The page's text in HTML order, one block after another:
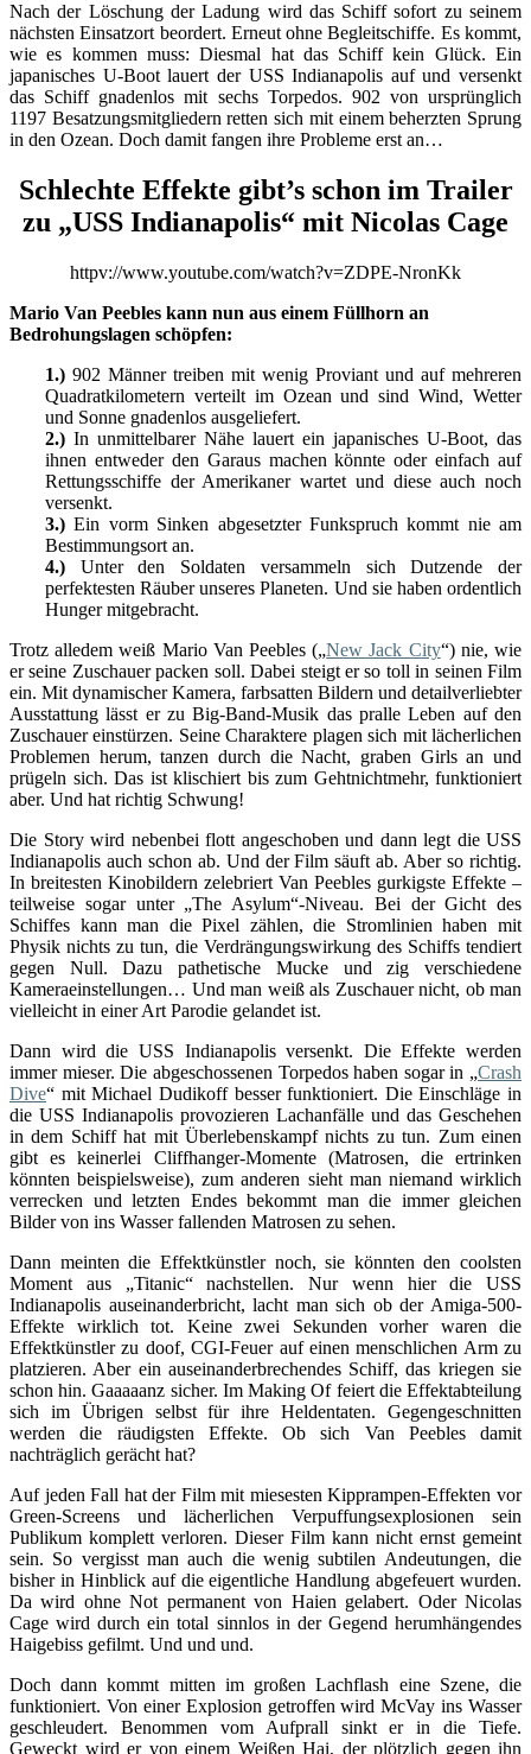
Nach der Löschung der Ladung wird das Schiff sofort zu seinem
nächsten Einsatzort beordert. Erneut ohne Begleitschiffe. Es kommt,
wie es kommen muss: Diesmal hat das Schiff kein Glück. Ein
japanisches U-Boot lauert der USS Indianapolis auf und versenkt
das Schiff gnadenlos mit sechs Torpedos. 902 von ursprünglich
1197 Besatzungsmitgliedern retten sich mit einem beherzten Sprung
in den Ozean. Doch damit fangen ihre Probleme erst an…
Schlechte Effekte gibt’s schon im Trailer
zu „USS Indianapolis“ mit Nicolas Cage
httpv://www.youtube.com/watch?v=ZDPE-NronKk
Mario Van Peebles kann nun aus einem Füllhorn an
Bedrohungslagen schöpfen:
1.) 902 Männer treiben mit wenig Proviant und auf mehreren
Quadratkilometern verteilt im Ozean und sind Wind, Wetter
und Sonne gnadenlos ausgeliefert.
2.) In unmittelbarer Nähe lauert ein japanisches U-Boot, das
ihnen entweder den Garaus machen könnte oder einfach auf
Rettungsschiffe der Amerikaner wartet und diese auch noch
versenkt.
3.) Ein vorm Sinken abgesetzter Funkspruch kommt nie am
Bestimmungsort an.
4.) Unter den Soldaten versammeln sich Dutzende der
perfektesten Räuber unseres Planeten. Und sie haben ordentlich
Hunger mitgebracht.
Trotz alledem weiß Mario Van Peebles („New Jack City“) nie, wie
er seine Zuschauer packen soll. Dabei steigt er so toll in seinen Film
ein. Mit dynamischer Kamera, farbsatten Bildern und detailverliebter
Ausstattung lässt er zu Big-Band-Musik das pralle Leben auf den
Zuschauer einstürzen. Seine Charaktere plagen sich mit lächerlichen
Problemen herum, tanzen durch die Nacht, graben Girls an und
prügeln sich. Das ist klischiert bis zum Gehtnichtmehr, funktioniert
aber. Und hat richtig Schwung!
Die Story wird nebenbei flott angeschoben und dann legt die USS
Indianapolis auch schon ab. Und der Film säuft ab. Aber so richtig.
In breitesten Kinobildern zelebriert Van Peebles gurkigste Effekte –
teilweise sogar unter „The Asylum“-Niveau. Bei der Gicht des
Schiffes kann man die Pixel zählen, die Stromlinien haben mit
Physik nichts zu tun, die Verdrängungswirkung des Schiffs tendiert
gegen Null. Dazu pathetische Mucke und zig verschiedene
Kameraeinstellungen… Und man weiß als Zuschauer nicht, ob man
vielleicht in einer Art Parodie gelandet ist.
Dann wird die USS Indianapolis versenkt. Die Effekte werden
immer mieser. Die abgeschossenen Torpedos haben sogar in „Crash
Dive“ mit Michael Dudikoff besser funktioniert. Die Einschläge in
die USS Indianapolis provozieren Lachanfälle und das Geschehen
in dem Schiff hat mit Überlebenskampf nichts zu tun. Zum einen
gibt es keinerlei Cliffhanger-Momente (Matrosen, die ertrinken
könnten beispielsweise), zum anderen sieht man niemand wirklich
verrecken und letzten Endes bekommt man die immer gleichen
Bilder von ins Wasser fallenden Matrosen zu sehen.
Dann meinten die Effektkünstler noch, sie könnten den coolsten
Moment aus „Titanic“ nachstellen. Nur wenn hier die USS
Indianapolis auseinanderbricht, lacht man sich ob der Amiga-500-
Effekte wirklich tot. Keine zwei Sekunden vorher waren die
Effektkünstler zu doof, CGI-Feuer auf einen menschlichen Arm zu
platzieren. Aber ein auseinanderbrechendes Schiff, das kriegen sie
schon hin. Gaaaaanz sicher. Im Making Of feiert die Effektabteilung
sich im Übrigen selbst für ihre Heldentaten. Gegengeschnitten
werden die räudigsten Effekte. Ob sich Van Peebles damit
nachträglich gerächt hat?
Auf jeden Fall hat der Film mit miesesten Kipprampen-Effekten vor
Green-Screens und lächerlichen Verpuffungsexplosionen sein
Publikum komplett verloren. Dieser Film kann nicht ernst gemeint
sein. So vergisst man auch die wenig subtilen Andeutungen, die
bisher in Hinblick auf die eigentliche Handlung abgefeuert wurden.
Da wird ohne Not permanent von Haien gelabert. Oder Nicolas
Cage wird durch ein total sinnlos in der Gegend herumhängendes
Haigebiss gefilmt. Und und und.
Doch dann kommt mitten im großen Lachflash eine Szene, die
funktioniert. Von einer Explosion getroffen wird McVay ins Wasser
geschleudert. Benommen vom Aufprall sinkt er in die Tiefe.
Geweckt wird er von einem Weißen Hai, der plötzlich gegen ihn